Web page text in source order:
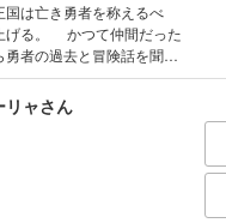
は亡き勇者を称えるべ
げる。 かつて仲間だった
者の過去と冒険話を聞き
言葉を濁す。 「何故、勇
それとも仲間なのか。
から目が離せないファン
リャさん